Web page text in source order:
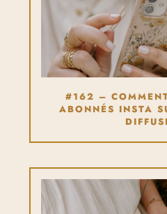
#162 –
ABONNÉS INSTA